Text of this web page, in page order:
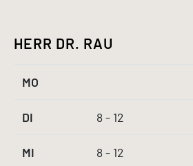
HERR DR. RAU
MO
DI 8 - 12
MI 8 - 12